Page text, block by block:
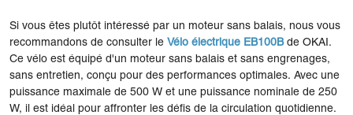
Si vous êtes plutôt intéressé par un moteur sans balais, nous vous
recommandons de consulter le Vélo électrique EB100Bde OKAI.
Ce vélo est équipé d'un moteur sans balais et sans engrenages,
sans entretien, conçu pour des performances optimales. Avec une
puissance maximale de 500 W et une puissance nominale de 250
W, il est idéal pour affronter les défis de la circulation quotidienne.